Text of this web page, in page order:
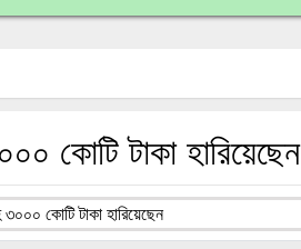
কোটি টাকা হারিয়েছেন